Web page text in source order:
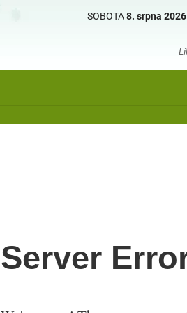
SOBOTA8. srpna 2026
Server